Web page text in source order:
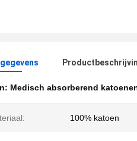
Medisch absorberend
100% katoen